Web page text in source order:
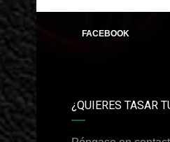
FACEBOOK
¿QUIERES TASAR